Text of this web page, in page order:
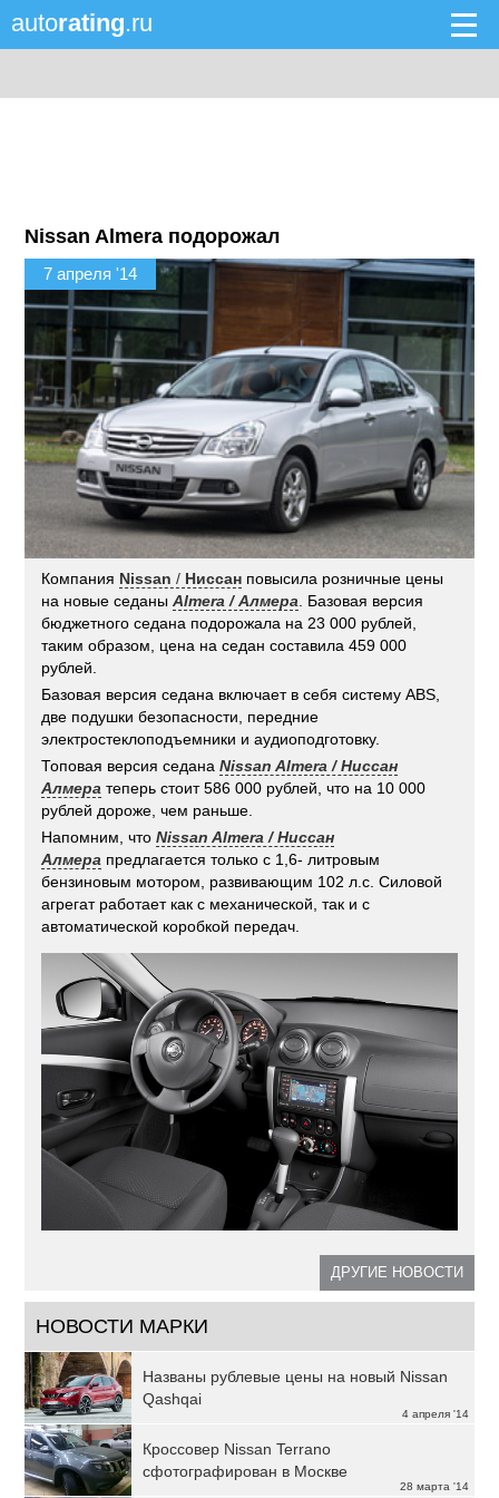
autorating.ru
Nissan Almera подорожал
7 апреля '14
Компания Nissan / Ниссан повысила розничные цены
на новые седаныAlmera / Алмера . Базовая версия
бюджетного седана подорожала на 23 000 рублей,
таким образом, цена на седан составила 459 000
рублей.
Базовая версия седана включает в себя систему ABS,
две подушки безопасности, передние
электростеклоподъемники и аудиоподготовку.
Топовая версия седанаNissan Almera / Ниссан
Алмера теперь стоит 586 000 рублей, что на 10 000
рублей дороже, чем раньше.
Напомним, чтоNissan Almera / Ниссан
Алмера предлагается только с 1,6- литровым
бензиновым мотором, развивающим 102 л.с. Силовой
агрегат работает как с механической, так и с
автоматической коробкой передач.
ДРУГИЕ НОВОСТИ
НОВОСТИ МАРКИ
4 апреля '14
Названы рублевые цены на новый Nissan
Qashqai
28 марта '14
Кроссовер Nissan Terrano
сфотографирован в Москве